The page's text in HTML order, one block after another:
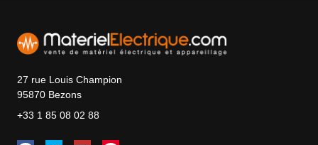
27 rue Louis Champion
95870 Bezons
+33 1 85 08 02 88